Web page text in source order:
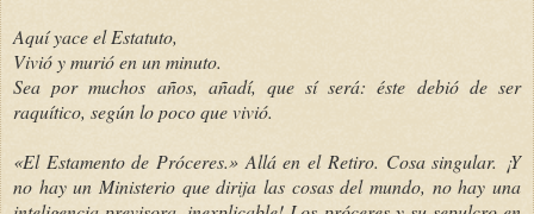
Aquí yace el Estatuto,
Vivió y murió en un minuto.
Sea por muchos años, añadí, que sí será: éste debió de ser
raquítico, según lo poco que vivió.
«El Estamento de Próceres.» Allá en el Retiro. Cosa singular. ¡Y
no hay un Ministerio que dirija las cosas del mundo, no hay una